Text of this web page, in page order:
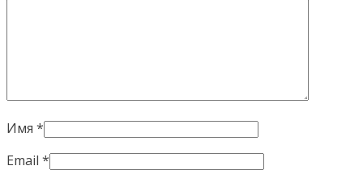
Имя *
Email *